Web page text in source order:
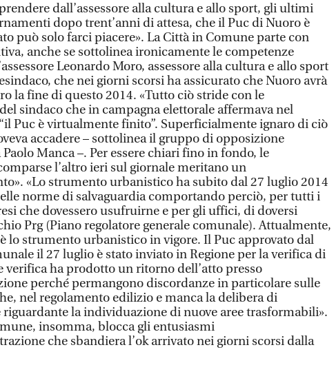
dall’assessore alla cultura e allo sport, gli ultimi
dopo trent’anni di attesa, che il Puc di Nuoro è
può solo farci piacere». La Città in Comune parte con
anche se sottolinea ironicamente le competenze
Leonardo Moro, assessore alla cultura e allo sport
che nei giorni scorsi ha assicurato che Nuoro avrà
la fine di questo 2014. «Tutto ciò stride con le
sindaco che in campagna elettorale affermava nel
Puc è virtualmente finito”. Superficialmente ignaro di ciò
accadere – sottolinea il gruppo di opposizione
Manca –. Per essere chiari fino in fondo, le
l’altro ieri sul giornale meritano un
«Lo strumento urbanistico ha subito dal 27 luglio 2014
norme di salvaguardia comportando perciò, per tutti i
che dovessero usufruirne e per gli uffici, di doversi
Prg (Piano regolatore generale comunale). Attualmente,
lo strumento urbanistico in vigore. Il Puc approvato dal
il 27 luglio è stato inviato in Regione per la verifica di
verifica ha prodotto un ritorno dell’atto presso
perché permangono discordanze in particolare sulle
nel regolamento edilizio e manca la delibera di
riguardante la individuazione di nuove aree trasformabili».
insomma, blocca gli entusiasmi
che sbandiera l’ok arrivato nei giorni scorsi dalla